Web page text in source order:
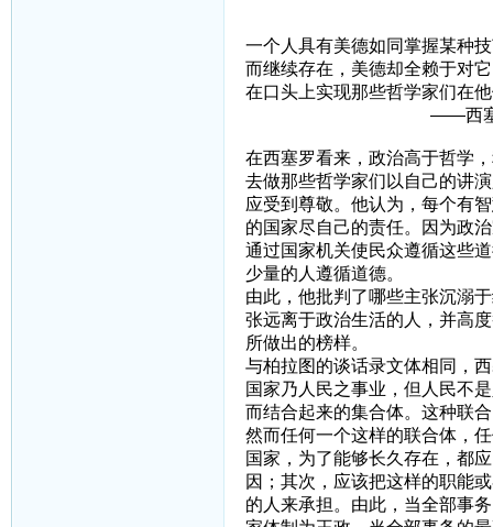
一个人具有美德如同掌握某种
而继续存在，美德却全赖于对
在口头上实现那些哲学家
——西塞罗《论
在西塞罗看来，政治高于哲学
去做那些哲学家们以自己的讲
应受到尊敬。他认为，每个有
的国家尽自己的责任。因为政
通过国家机关使民众遵循这些
少量的人遵循道德。
由此，他批判了哪些主张沉溺
张远离于政治生活的人，并高
所做出的榜样。
与柏拉图的谈话录文体相同，
国家乃人民之事业，但人民不
而结合起来的集合体。这种联
然而任何一个这样的联合体，
国家，为了能够长久存在，都
因；其次，应该把这样的职能
的人来承担。由此，当全部事